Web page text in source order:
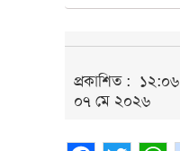
প্রকাশিত : ১২:০৬
০৭ মে ২০২৬